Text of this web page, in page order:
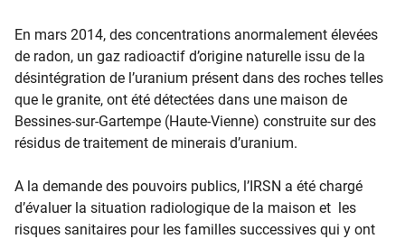
​En mars 2014, des concentrations anormalement élevées
de radon, un gaz radioactif d’origine naturelle issu de la
désintégration de l’uranium présent dans des roches telles
que le granite, ont été détectées dans une maison de
Bessines-sur-Gartempe (Haute-Vienne) construite sur des
résidus de traitement de minerais d’uranium.
A la demande des pouvoirs publics, l’IRSN a été chargé
d’évaluer la situation radiologique de la maison et les
risques sanitaires pour les familles successives qui y ont